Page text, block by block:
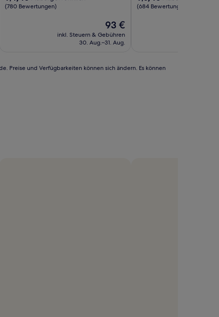
von
(780 Bewertungen)
Der
Preis
beträgt
93 €
inkl. Steuern & Gebühren
30. Aug.–31. Aug.
von
(684 Bewertungen)
Preise und Verfügbarkeiten können sich ändern. Es können